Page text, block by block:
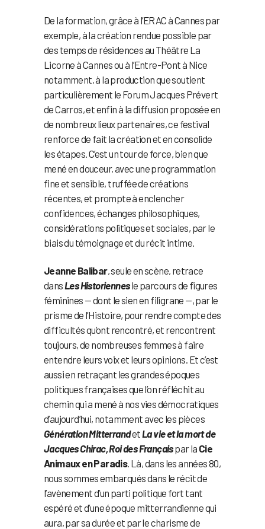
De la formation, grâce à l’ERAC à Cannes par
exemple, à la création rendue possible par
des temps de résidences au Théâtre La
Licorne à Cannes ou à l’Entre-Pont à Nice
notamment, à la production que soutient
particulièrement le Forum Jacques Prévert
de Carros, et enfin à la diffusion proposée en
de nombreux lieux partenaires, ce festival
renforce de fait la création et en consolide
les étapes. C’est un tour de force, bien que
mené en douceur, avec une programmation
fine et sensible, truffée de créations
récentes, et prompte à enclencher
confidences, échanges philosophiques,
considérations politiques et sociales, par le
biais du témoignage et du récit intime.
Jeanne Balibar, seule en scène, retrace
dans Les Historiennesle parcours de figures
féminines — dont le sien en filigrane —, par le
prisme de l’Histoire, pour rendre compte des
difficultés qu’ont rencontré, et rencontrent
toujours, de nombreuses femmes à faire
entendre leurs voix et leurs opinions. Et c’est
aussi en retraçant les grandes époques
politiques françaises que l’on réfléchit au
chemin qui a mené à nos vies démocratiques
d’aujourd’hui, notamment avec les pièces
Génération Mitterrandet La vie et la mort de
Jacques Chirac, Roi des Françaispar la Cie
Animaux en Paradis. Là, dans les années 80,
nous sommes embarqués dans le récit de
l’avènement d’un parti politique fort tant
espéré et d’une époque mitterrandienne qui
aura, par sa durée et par le charisme de